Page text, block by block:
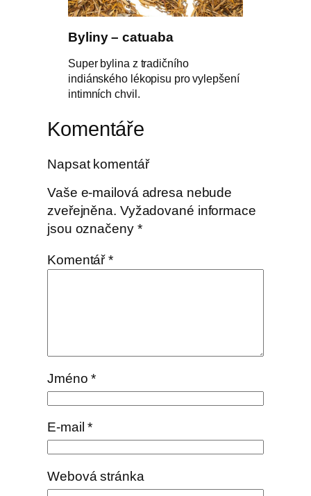
Byliny – catuaba
Super bylina z tradičního
indiánského lékopisu pro vylepšení
intimních chvil.
Komentáře
Napsat komentář
Vaše e-mailová adresa nebude
zveřejněna. Vyžadované informace
jsou označeny *
Komentář*
Jméno*
E-mail*
Webová stránka